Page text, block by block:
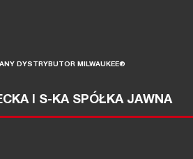
DYSTRYBUTOR MILWAUKEE®
I S-KA SPÓŁKA JAWNA